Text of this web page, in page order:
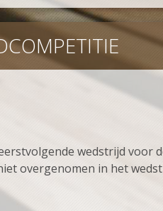
wedstrijd voor
overgenomen in het